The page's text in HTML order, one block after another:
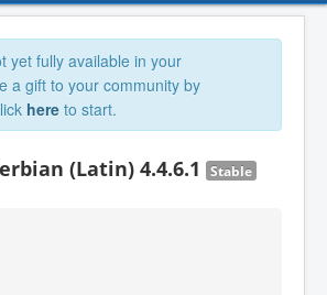
yet fully available in your
a gift to your community by
here to start.
(Latin) 4.4.6.1 Stable